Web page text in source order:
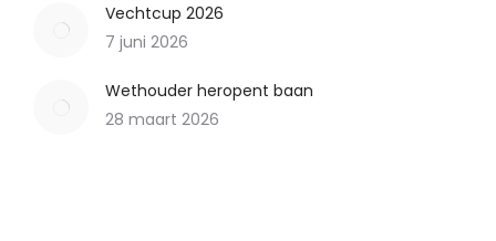
Vechtcup 2026
7 juni 2026
Wethouder heropent baan
28 maart 2026